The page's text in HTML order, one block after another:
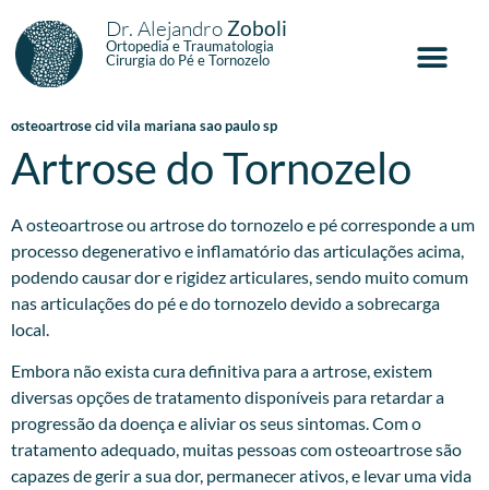
Dr. Alejandro Zoboli
Ortopedia e Traumatologia
Cirurgia do Pé e Tornozelo
osteoartrose cid vila mariana sao paulo sp
Artrose do Tornozelo
A osteoartrose ou artrose do tornozelo e pé corresponde a um
processo degenerativo e inflamatório das articulações acima,
podendo causar dor e rigidez articulares, sendo muito comum
nas articulações do pé e do tornozelo devido a sobrecarga
local.
Embora não exista cura definitiva para a artrose, existem
diversas opções de tratamento disponíveis para retardar a
progressão da doença e aliviar os seus sintomas. Com o
tratamento adequado, muitas pessoas com osteoartrose são
capazes de gerir a sua dor, permanecer ativos, e levar uma vida